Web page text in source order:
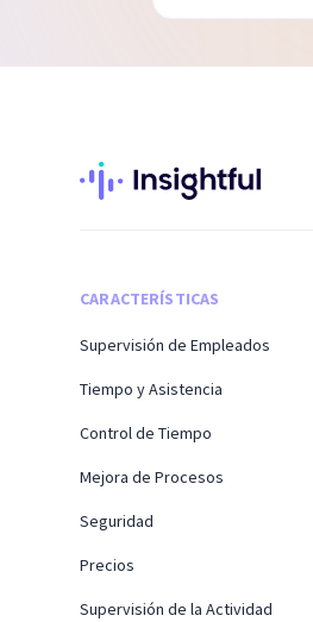
CARACTERÍSTICAS
Supervisión de Empleados
Tiempo y Asistencia
Control de Tiempo
Mejora de Procesos
Seguridad
Precios
Supervisión de la Actividad